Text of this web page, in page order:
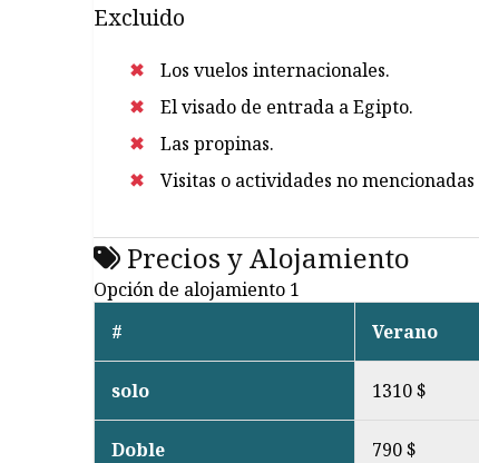
Excluido
Los vuelos internacionales.
El visado de entrada a Egipto.
Las propinas.
Visitas o actividades no
Precios y Alojamiento
Opción de alojamiento 1
#
Verano
solo 1310 $
Doble 790 $